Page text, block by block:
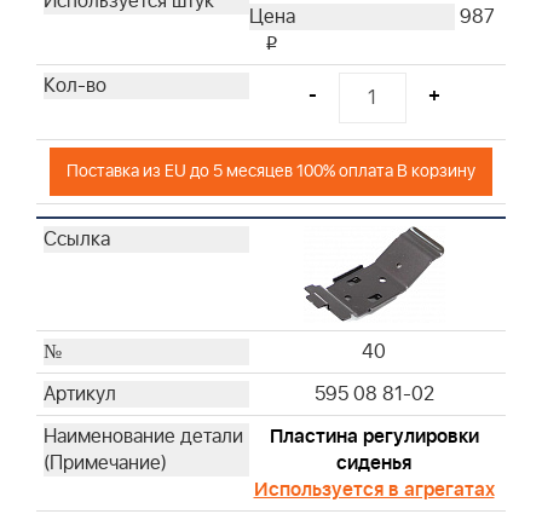
987
i
- +
Поставка из EU до 5 месяцев 100% оплата В корзину
40
595 08 81-02
Пластина регулировки
сиденья
Используется в агрегатах